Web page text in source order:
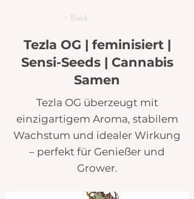
< Back
Tezla OG | feminisiert |
Sensi-Seeds | Cannabis
Samen
Tezla OG überzeugt mit
einzigartigem Aroma, stabilem
Wachstum und idealer Wirkung
– perfekt für Genießer und
Grower.